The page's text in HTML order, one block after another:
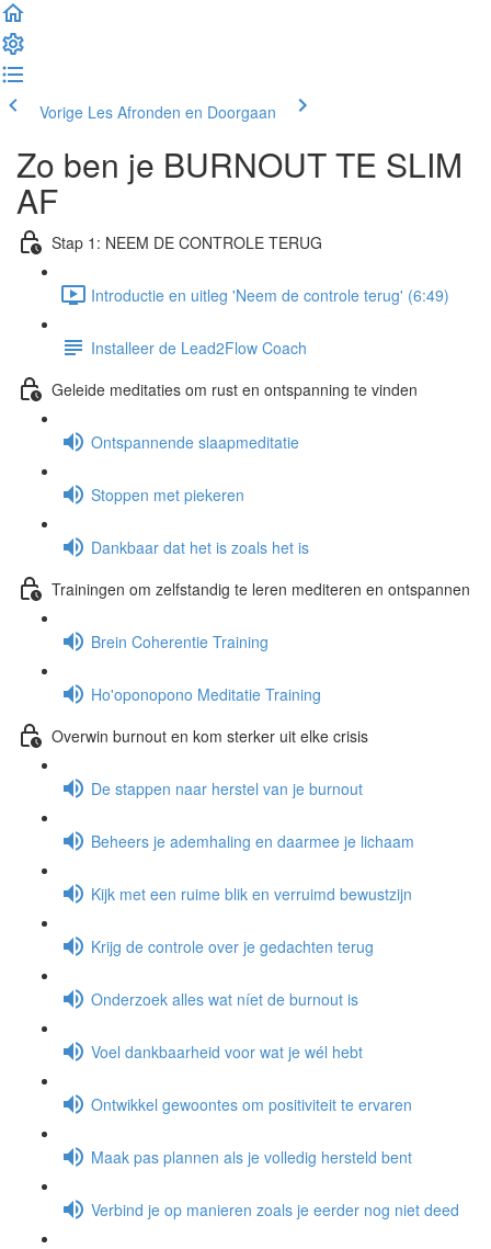
Vorige Les Afronden en Doorgaan
Zo ben je BURNOUT TE SLIM
AF
Stap 1: NEEM DE CONTROLE TERUG
Introductie en uitleg 'Neem de controle terug' (6:49)
Installeer de Lead2Flow Coach
Geleide meditaties om rust en ontspanning te vinden
Ontspannende slaapmeditatie
Stoppen met piekeren
Dankbaar dat het is zoals het is
Trainingen om zelfstandig te leren mediteren en ontspannen
Brein Coherentie Training
Ho'oponopono Meditatie Training
Overwin burnout en kom sterker uit elke crisis
De stappen naar herstel van je burnout
Beheers je ademhaling en daarmee je lichaam
Kijk met een ruime blik en verruimd bewustzijn
Krijg de controle over je gedachten terug
Onderzoek alles wat níet de burnout is
Voel dankbaarheid voor wat je wél hebt
Ontwikkel gewoontes om positiviteit te ervaren
Maak pas plannen als je volledig hersteld bent
Verbind je op manieren zoals je eerder nog niet deed